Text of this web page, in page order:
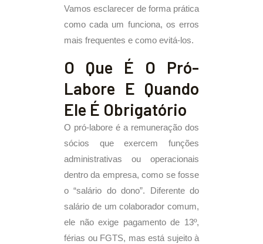
Vamos esclarecer de forma prática
como cada um funciona, os erros
mais frequentes e como evitá-los.
O Que É O Pró-
Labore E Quando
Ele É Obrigatório
O pró-labore é a remuneração dos
sócios que exercem funções
administrativas ou operacionais
dentro da empresa, como se fosse
o “salário do dono”. Diferente do
salário de um colaborador comum,
ele não exige pagamento de 13º,
férias ou FGTS, mas está sujeito à